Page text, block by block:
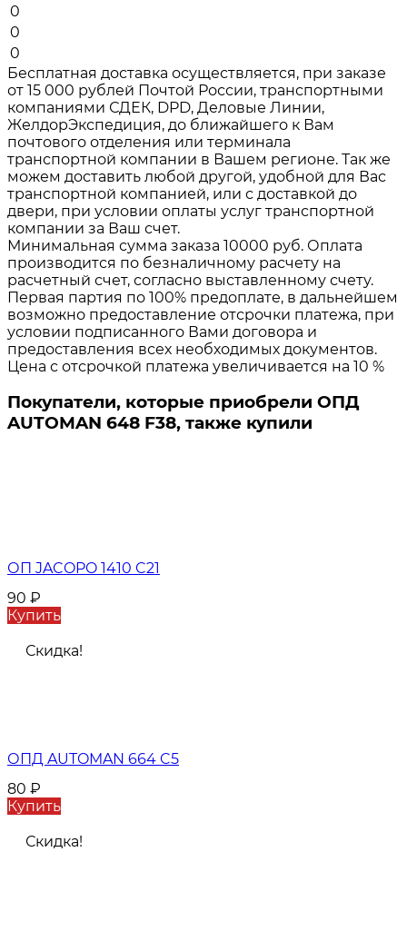
0
0
0
Бесплатная доставка осуществляется, при заказе
от 15 000 рублей Почтой России, транспортными
компаниями СДЕК, DPD, Деловые Линии,
ЖелдорЭкспедиция, до ближайшего к Вам
почтового отделения или терминала
транспортной компании в Вашем регионе. Так же
можем доставить любой другой, удобной для Вас
транспортной компанией, или с доставкой до
двери, при условии оплаты услуг транспортной
компании за Ваш счет.
Минимальная сумма заказа 10000 руб. Оплата
производится по безналичному расчету на
расчетный счет, согласно выставленному счету.
Первая партия по 100% предоплате, в дальнейшем
возможно предоставление отсрочки платежа, при
условии подписанного Вами договора и
предоставления всех необходимых документов.
Цена с отсрочкой платежа увеличивается на 10 %
Покупатели, которые приобрели ОПД
AUTOMAN 648 F38, также купили
ОП JACOPO 1410 C21
90 ₽
Купить
Скидка!
ОПД AUTOMAN 664 C5
80 ₽
Купить
Скидка!